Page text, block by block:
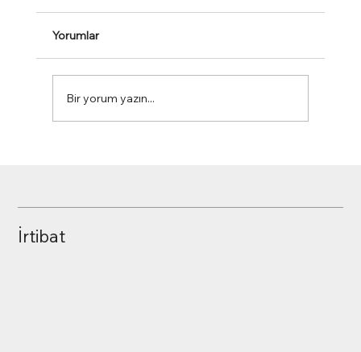
Yorumlar
Bir yorum yazın...
İrtibat